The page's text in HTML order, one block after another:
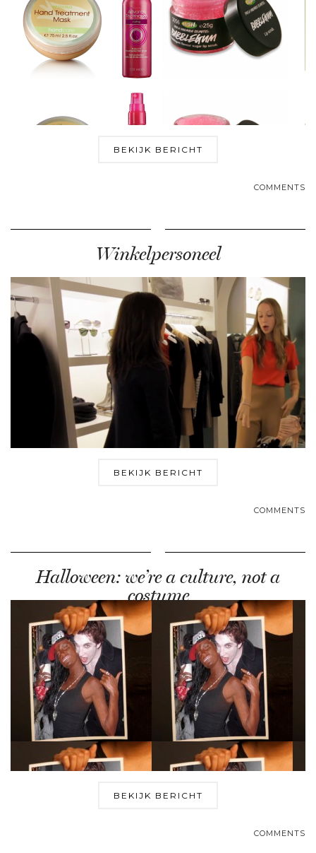
BEKIJK BERICHT
COMMENTS
Winkelpersoneel
BEKIJK BERICHT
COMMENTS
Halloween: we’re a culture, not a
costume
BEKIJK BERICHT
COMMENTS